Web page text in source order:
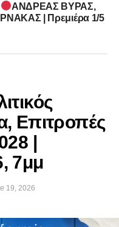
ΑΝΔΡΕΑΣ ΒΥΡΑΣ,
| Πρεμιέρα 1/5
Επιτροπές
|
7μμ
19, 2026